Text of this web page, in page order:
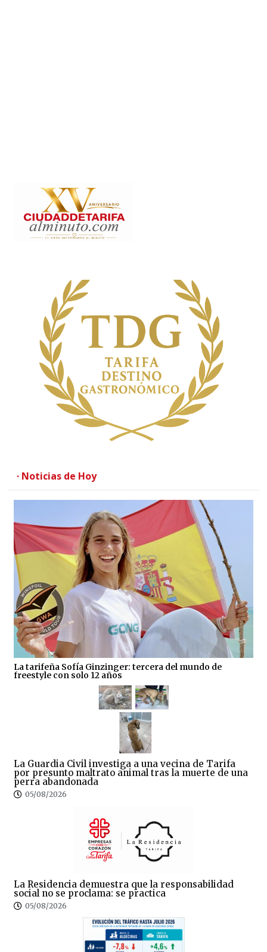
· Noticias de Hoy
La tarifeña Sofía Ginzinger: tercera del mundo de
freestyle con solo 12 años
La Guardia Civil investiga a una vecina de Tarifa
por presunto maltrato animal tras la muerte de una
perra abandonada
05/08/2026
La Residencia demuestra que la responsabilidad
social no se proclama: se practica
05/08/2026